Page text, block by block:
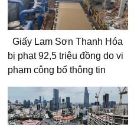
Giấy Lam Sơn Thanh Hóa
bị phạt 92,5 triệu đồng do vi
phạm công bố thông tin